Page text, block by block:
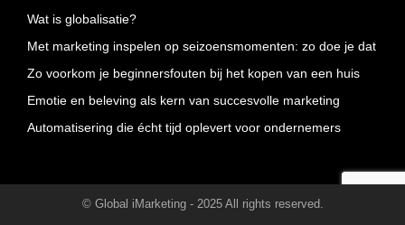
Wat is globalisatie?
Met marketing inspelen op seizoensmomenten: zo doe je dat
Zo voorkom je beginnersfouten bij het kopen van een huis
Emotie en beleving als kern van succesvolle marketing
Automatisering die écht tijd oplevert voor ondernemers
© Global iMarketing - 2025 All rights reserved.